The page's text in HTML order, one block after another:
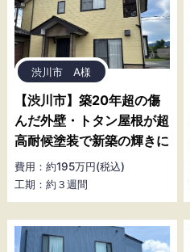
渋川市 A様
【渋川市】築20年超の傷
んだ外壁・トタン屋根が超
高耐候塗装で新築の輝きに
費用：約195万円(税込)
工期：約３週間